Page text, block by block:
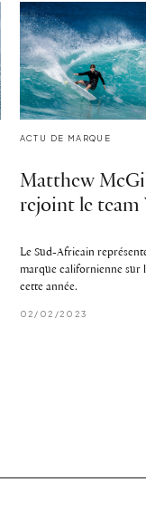
ACTU DE MARQUE
Matthew
rejoint le team
Le Sud-Africain
marque californienne sur
cette année.
02/02/2023